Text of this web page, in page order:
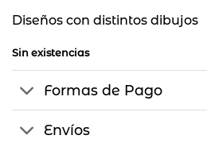
Diseños con distintos dibujos
Sin existencias
Formas de Pago
Envíos